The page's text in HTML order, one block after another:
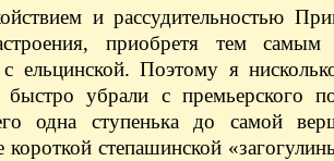
и рассудительностью
приобретя тем самым
ельцинской. Поэтому я
убрали с премьерского
одна ступенька до самой
степашинской